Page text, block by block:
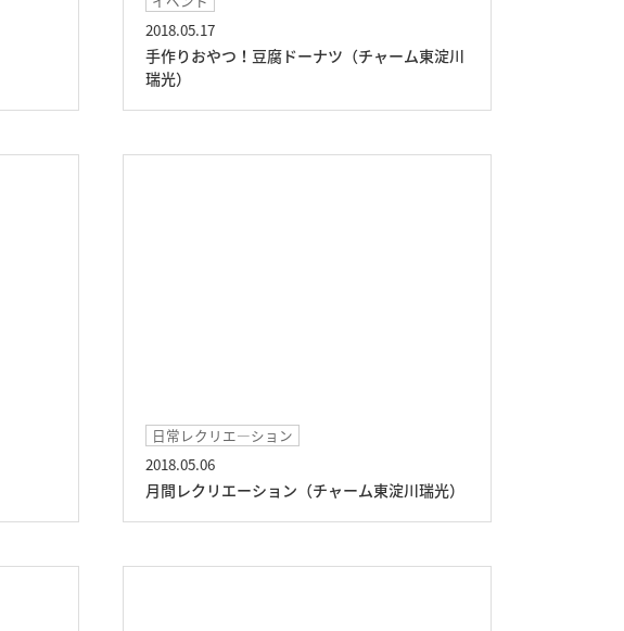
2018.05.17
手作りおやつ！豆腐ドーナツ（チャーム東淀川
瑞光）
日常レクリエ―ション
2018.05.06
月間レクリエーション（チャーム東淀川瑞光）